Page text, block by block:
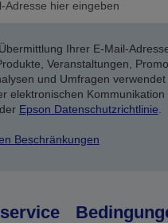
Ihrer E-Mail-
Veranstaltungen,
und Umfragen
elektronischen
Epson Datenschutzrichtlinie
Beschränkungen